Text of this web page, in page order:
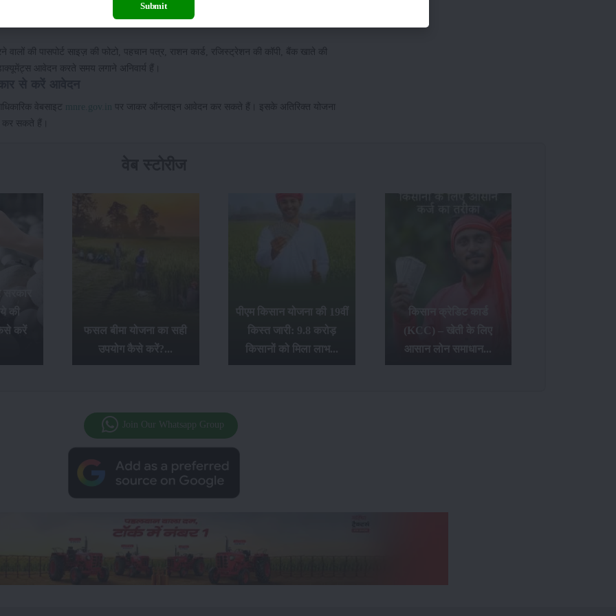
की पासपोर्ट साइज़ की फोटो, पहचान पत्र, राशन कार्ड, रजिस्ट्रेशन की कॉपी, बैंक खाते की
आवेदन करते समय लगाने अनिवार्य हैं।
वेबसाइट mnre.gov.in पर जाकर ऑनलाइन आवेदन कर सकते हैं। इसके अतिरिक्त योजना
कर सकते हैं।
की
करें
फसल बीमा योजना का सही
उपयोग कैसे करें?...
पीएम किसान योजना की 19वीं
किस्त जारी: 9.8 करोड़
किसानों को मिला लाभ...
किसान क्रेडिट कार्ड
(KCC) – खेती के लिए
आसान लोन समाधान...
Join Our Whatsapp Group
Submit